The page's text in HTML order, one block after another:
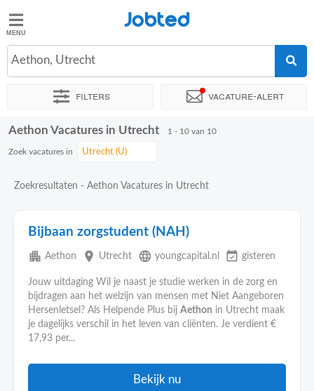
Jobted
Vacatures
Salarissen
Jobted
Aethon, Utrecht
Filters Vacature-alert
Sorteer op Exacte locatie Bedrijf Soort dienstverband
Aethon Vacatures in Utrecht 1 - 10 van 10
Zoek vacatures in
Zoekresultaten - Aethon Vacatures in Utrecht
Bijbaan zorgstudent (NAH)
apartment Aethon place Utrecht language youngcapital.nl event_available gisteren
Jouw uitdaging Wil je naast je studie werken in de zorg en
bijdragen aan het welzijn van mensen met Niet Aangeboren
Hersenletsel? Als Helpende Plus bij Aethon in Utrecht maak
je dagelijks verschil in het leven van cliënten. Je verdient €
17,93 per...
Bekijk nu